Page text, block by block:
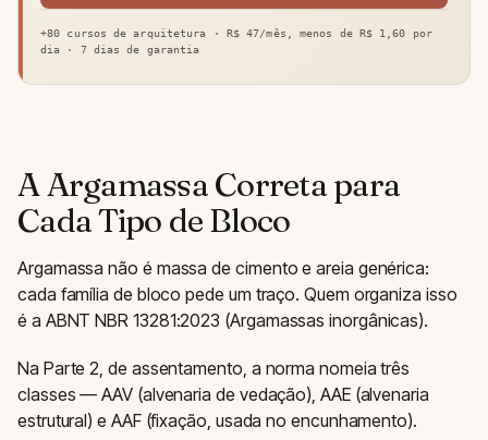
+80 cursos de arquitetura · R$ 47/mês, menos de R$ 1,60 por
dia · 7 dias de garantia
A Argamassa Correta para
Cada Tipo de Bloco
Argamassa não é massa de cimento e areia genérica:
cada família de bloco pede um traço. Quem organiza isso
é a ABNT NBR 13281:2023 (Argamassas inorgânicas).
Na Parte 2, de assentamento, a norma nomeia três
classes — AAV (alvenaria de vedação), AAE (alvenaria
estrutural) e AAF (fixação, usada no encunhamento).